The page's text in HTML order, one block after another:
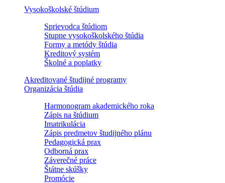
Vysokoškolské štúdium
Sprievodca štúdiom
Stupne vysokoškolského štúdia
Formy a metódy štúdia
Kreditový systém
Školné a poplatky
Akreditované študijné programy
Organizácia štúdia
Harmonogram akademického roka
Zápis na štúdium
Imatrikulácia
Zápis predmetov študijného plánu
Pedagogická prax
Odborná prax
Záverečné práce
Štátne skúšky
Promócie